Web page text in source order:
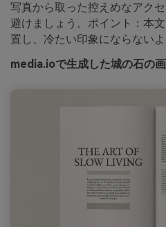
写真から取った控えめなアク
避けましょう。ポイント：本
置し、冷たい印象にならないよ
media.ioで生成した城の石の